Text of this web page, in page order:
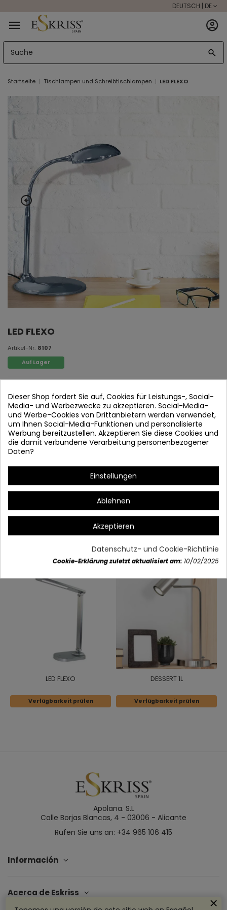
DEUTSCH | DE
Startseite Tischlampen und Schreibtischlampen LED FLEXO
LED FLEXO
Artikel-Nr. 8107
Auf Lager
3W PW LED - 4200K
Maßnahmen:
15 cm 日本語: 37 cm
Artikeldetails
Vielleicht gefällt Ihnen auch
LED FLEXO
Verfügbarkeit prüfen
DESSERT 1L
Verfügbarkeit prüfen
Apolana. S.L
Calle Borjas Blancas, 4 - 03006 - Alicante
Rufen Sie uns an: +34 965 106 415
Información
Acerca de Eskriss
Dieser Shop fordert Sie auf, Cookies für Leistungs-, Social-
Media- und Werbezwecke zu akzeptieren. Social-Media-
und Werbe-Cookies von Drittanbietern werden verwendet,
um Ihnen Social-Media-Funktionen und personalisierte
Werbung bereitzustellen. Akzeptieren Sie diese Cookies und
die damit verbundene Verarbeitung personenbezogener
Daten?
Einstellungen
Ablehnen
Akzeptieren
Datenschutz- und Cookie-Richtlinie
Cookie-Erklärung zuletzt aktualisiert am: 10/02/2025